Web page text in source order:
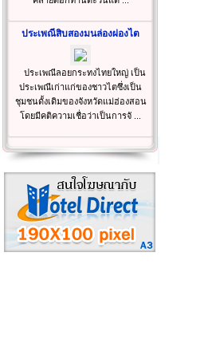
ประเพณีสิบสองมนล่องผ่องไต
ประเพณีลอยกระทงไทยใหญ่ เป็น
ประเพณีเก่าแก่ของชาวไตซึ่งเป็น
ชุมชนดั้งเดิมของจังหวัดแม่ฮ่องสอน
โดยมีคติความเชื่อว่าเป็นการจั ...